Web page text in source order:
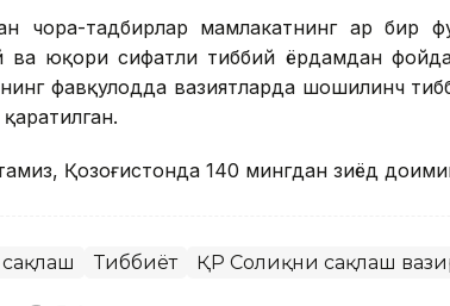
чора-тадбирлар мамлакатнинг ҳар бир
ва юқори сифатли тиббий ёрдамдан
фавқулодда вазиятларда шошилинч
Қозоғистонда 140 мингдан зиёд
Тиббиёт ҚР Соғлиқни сақлаш